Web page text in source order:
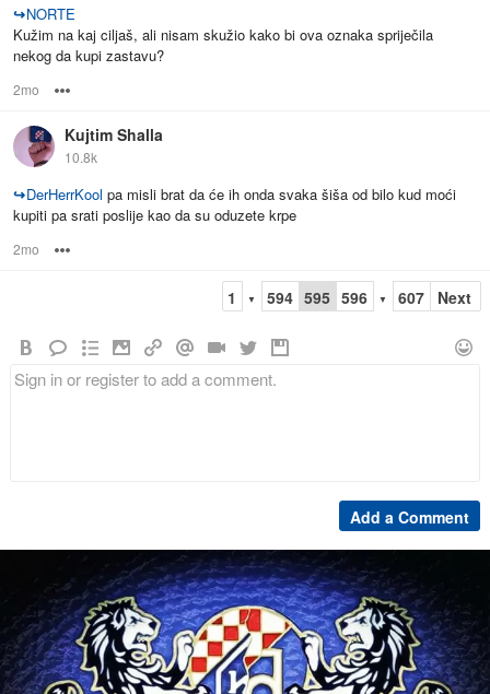
↪NORTE
Kužim na kaj ciljaš, ali nisam skužio kako bi ova oznaka spriječila
nekog da kupi zastavu?
2mo
Kujtim Shalla
10.8k
↪DerHerrKool pa misli brat da će ih onda svaka šiša od bilo kud moći
kupiti pa srati poslije kao da su oduzete krpe
2mo
1 ▼ 594 595 596 ▼ 607 Next
Add a Comment